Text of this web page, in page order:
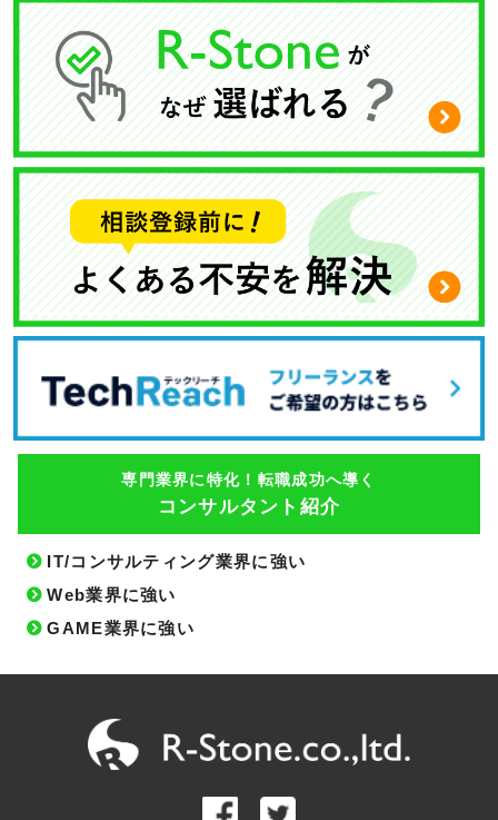
専門業界に特化！転職成功へ導く
コンサルタント紹介
IT/コンサルティング業界に強い
Web業界に強い
GAME業界に強い